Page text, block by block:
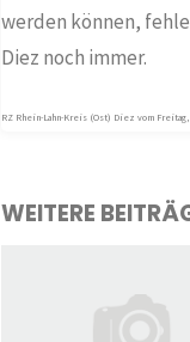
werden können,
Diez noch immer.
RZ Rhein-Lahn-Kreis (Ost) Diez vom
WEITERE